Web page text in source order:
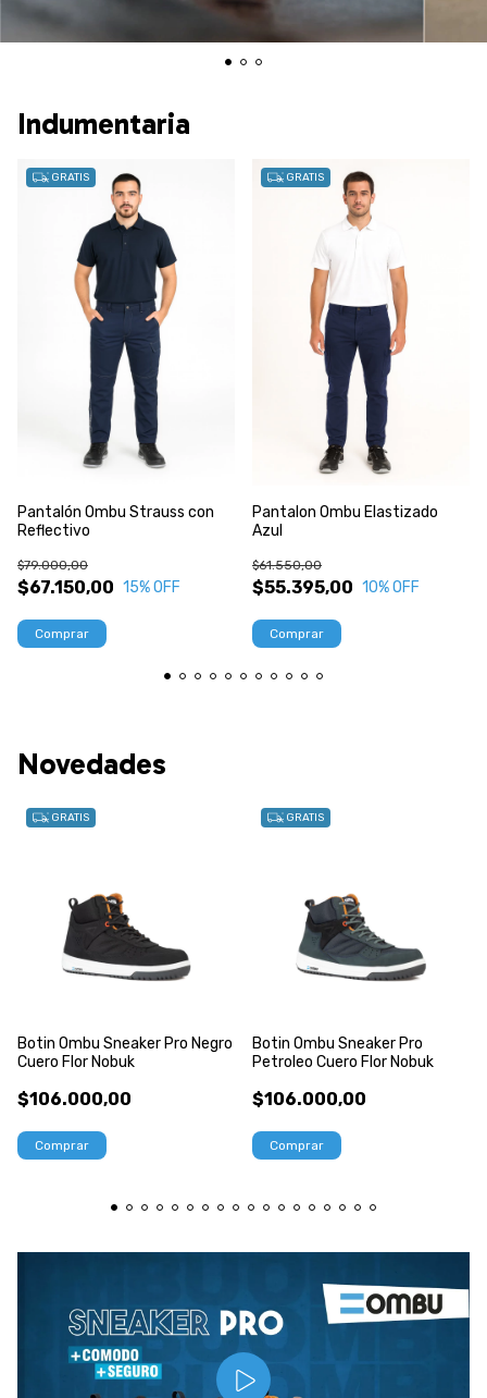
Indumentaria
GRATIS
Pantalón Ombu Strauss con
Reflectivo
$67.150,00
$79.000,00
15% OFF
Comprar
GRATIS
Pantalon Ombu Elastizado
Azul
$55.395,00
$61.550,00
10% OFF
Comprar
Novedades
GRATIS
Botin Ombu Sneaker Pro Negro
Cuero Flor Nobuk
$106.000,00
Comprar
GRATIS
Botin Ombu Sneaker Pro
Petroleo Cuero Flor Nobuk
$106.000,00
Comprar